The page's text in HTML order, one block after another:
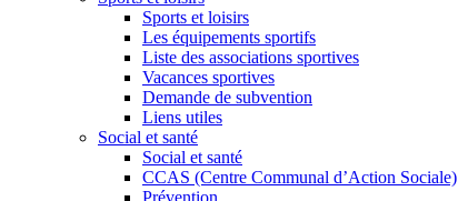
Sports et loisirs
Les équipements sportifs
Liste des associations sportives
Vacances sportives
Demande de subvention
Liens utiles
Social et santé
Social et santé
CCAS (Centre Communal d’Action Sociale)
Prévention